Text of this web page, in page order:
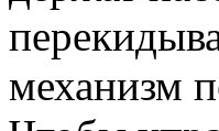
механизм